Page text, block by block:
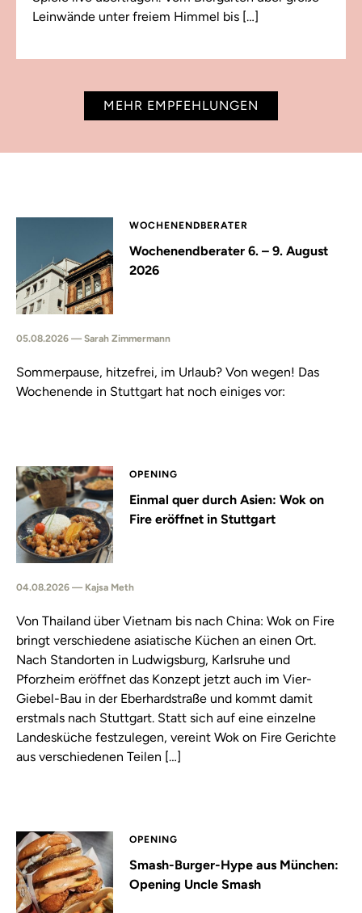
Leinwände unter freiem Himmel bis […]
MEHR EMPFEHLUNGEN
WOCHENENDBERATER
Wochenendberater 6. – 9. August
2026
05.08.2026 — Sarah Zimmermann
Sommerpause, hitzefrei, im Urlaub? Von wegen! Das
Wochenende in Stuttgart hat noch einiges vor:
OPENING
Einmal quer durch Asien: Wok on
Fire eröffnet in Stuttgart
04.08.2026 — Kajsa Meth
Von Thailand über Vietnam bis nach China: Wok on Fire
bringt verschiedene asiatische Küchen an einen Ort.
Nach Standorten in Ludwigsburg, Karlsruhe und
Pforzheim eröffnet das Konzept jetzt auch im Vier-
Giebel-Bau in der Eberhardstraße und kommt damit
erstmals nach Stuttgart. Statt sich auf eine einzelne
Landesküche festzulegen, vereint Wok on Fire Gerichte
aus verschiedenen Teilen […]
OPENING
Smash-Burger-Hype aus München:
Opening Uncle Smash